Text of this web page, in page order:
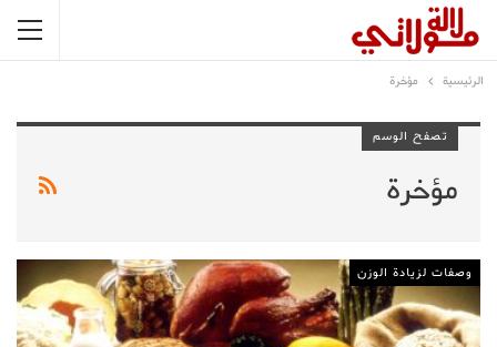
الرئيسية مؤخرة
تصفح الوسم
مؤخرة
وصفات لزيادة الوزن